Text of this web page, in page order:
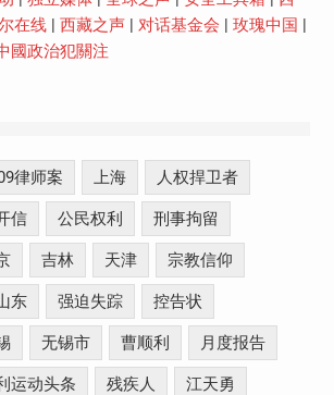
在线| 西藏之声| 对话基金会 | 玫瑰中国 |
國政治犯關注
律师案 上海 人权捍卫者
信 公民权利 刑事拘留
吉林 天津 宗教信仰
东 强迫失踪 控告状
无锡市 曹顺利 月度报告
运动头条 残疾人 江天勇